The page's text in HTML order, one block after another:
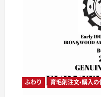
ふわり 育毛剤注文・購入